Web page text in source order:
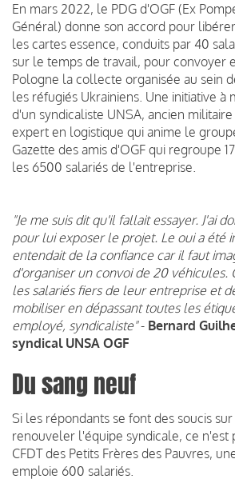
En mars 2022, le PDG d'OGF (Ex
Général) donne son accord pour
les cartes essence, conduits par 40
sur le temps de travail, pour convoyer
Pologne la collecte organisée au sein
les réfugiés Ukrainiens. Une initiative à
d'un syndicaliste UNSA, ancien
expert en logistique qui anime le
Gazette des amis d'OGF qui regroupe
les 6500 salariés de l'entreprise.
"Je me suis dit qu'il fallait essayer. J'ai
pour lui exposer le projet. Le oui a été
entendait de la confiance car il faut
d'organiser un convoi de 20 véhicules.
les salariés fiers de leur entreprise et
mobiliser en dépassant toutes les
employé, syndicaliste"- Bernard
syndical UNSA OGF
Du sang neuf
Si les répondants se font des soucis
renouveler l'équipe syndicale, ce n'est
CFDT des Petits Frères des Pauvres,
emploie 600 salariés.